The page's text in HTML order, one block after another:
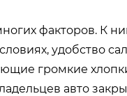
факторов. К
удобство
громкие
авто